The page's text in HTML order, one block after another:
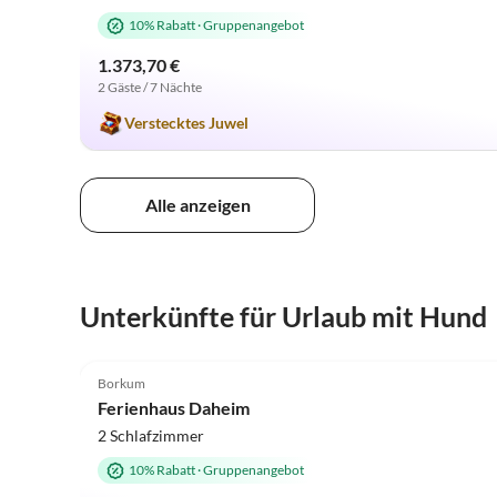
10% Rabatt·Gruppenangebot
1.373,70 €
2 Gäste / 7 Nächte
Verstecktes Juwel
Alle anzeigen
Unterkünfte für Urlaub mit Hund
Borkum
Ferienhaus Daheim
2 Schlafzimmer
10% Rabatt·Gruppenangebot